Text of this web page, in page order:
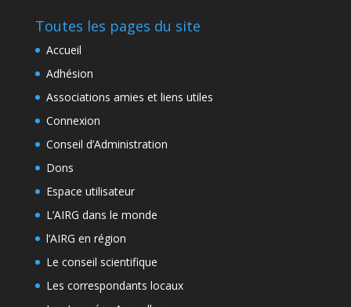
Toutes les pages du site
Accueil
Adhésion
Associations amies et liens utiles
Connexion
Conseil d’Administration
Dons
Espace utilisateur
L’AIRG dans le monde
l’AIRG en région
Le conseil scientifique
Les correspondants locaux